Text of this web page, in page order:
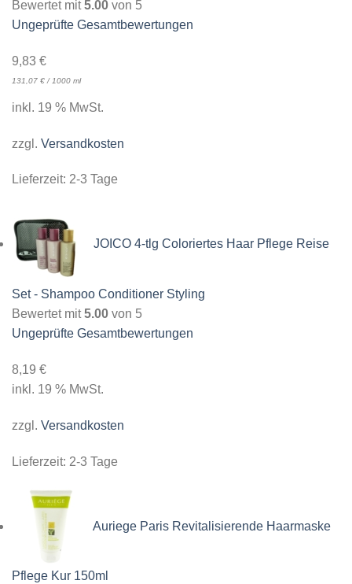
Bewertet mit5.00 von 5
Ungeprüfte Gesamtbewertungen
9,83 €
131,07 € / 1000 ml
inkl. 19 % MwSt.
zzgl. Versandkosten
Lieferzeit: 2-3 Tage
JOICO 4-tlg Coloriertes Haar Pflege Reise
Set - Shampoo Conditioner Styling
Bewertet mit5.00 von 5
Ungeprüfte Gesamtbewertungen
8,19 €
inkl. 19 % MwSt.
zzgl. Versandkosten
Lieferzeit: 2-3 Tage
Auriege Paris Revitalisierende Haarmaske
Pflege Kur 150ml